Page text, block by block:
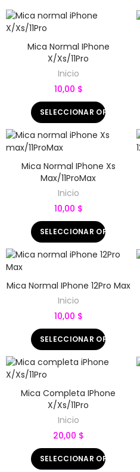
Mica Normal IPhone
X/Xs/11Pro
Inicio
10,00 $
SELECCIONAR OPCIONES
Mica Normal IPhone Xs
Max/11ProMax
Inicio
10,00 $
SELECCIONAR OPCIONES
Mica Normal IPhone 12Pro Max
Inicio
10,00 $
SELECCIONAR OPCIONES
Mica Completa IPhone
X/Xs/11Pro
Inicio
20,00 $
SELECCIONAR OPCIONES